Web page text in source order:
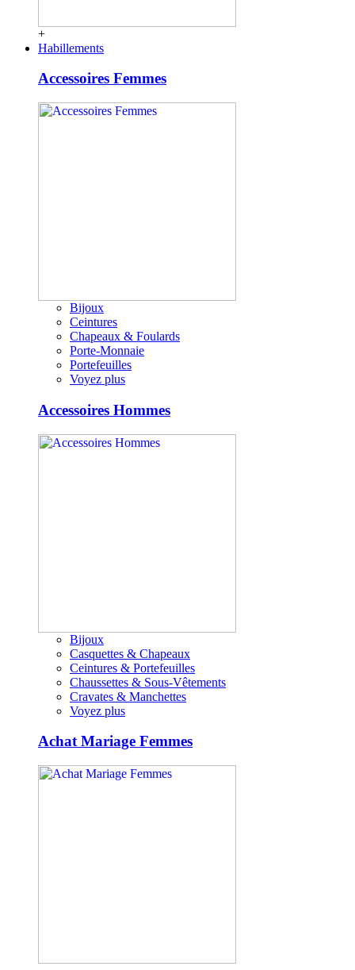
+
Habillements
Accessoires Femmes
Bijoux
Ceintures
Chapeaux & Foulards
Porte-Monnaie
Portefeuilles
Voyez plus
Accessoires Hommes
Bijoux
Casquettes & Chapeaux
Ceintures & Portefeuilles
Chaussettes & Sous-Vêtements
Cravates & Manchettes
Voyez plus
Achat Mariage Femmes